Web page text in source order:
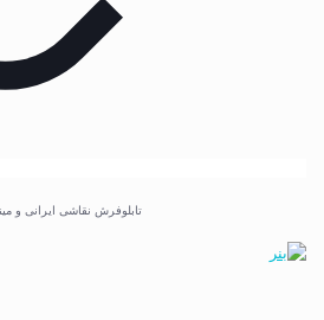
تابلوفرش نقاشی ایرانی و